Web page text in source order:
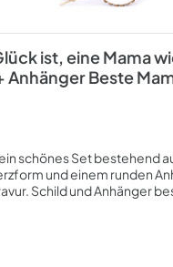
ist, eine Mama
Anhänger Beste
schönes Set bestehend
und einem runden
Schild und Anhänger